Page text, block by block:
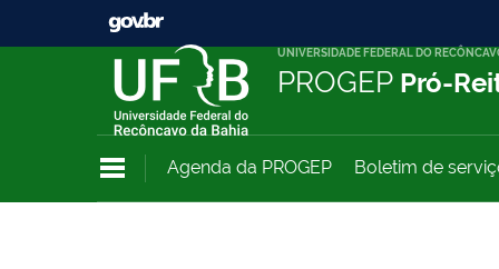
UNIVERSIDADE FEDERAL DO
PROGEP Pró-
Agenda da PROGEP Boletim de